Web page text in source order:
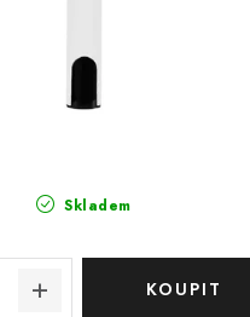
Skladem